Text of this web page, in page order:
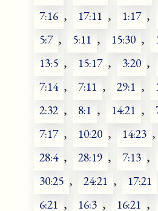
7:16 , 17:11 , 1:17 ,
5:7 , 5:11 , 15:30 ,
13:5 , 15:17 , 3:20 ,
7:14 , 7:11 , 29:1 ,
2:32 , 8:1 , 14:21 ,
7:17 , 10:20 , 14:23 ,
28:4 , 28:19 , 7:13 ,
30:25 , 24:21 , 17:21
6:21 , 16:3 , 16:21 ,